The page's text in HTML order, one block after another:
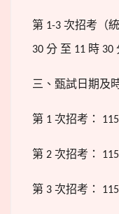
第 1-3 次招考（
30 分 至 11 時 30
三、甄試日期及
第 1 次招考： 115
第 2 次招考： 115
第 3 次招考： 115